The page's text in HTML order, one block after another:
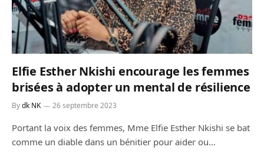
Elfie Esther Nkishi encourage les femmes
brisées à adopter un mental de résilience
Bydk NK 26 septembre 2023
Portant la voix des femmes, Mme Elfie Esther Nkishi se bat
comme un diable dans un bénitier pour aider ou…